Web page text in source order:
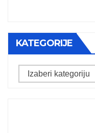
KATEGORIJE
Kategorije